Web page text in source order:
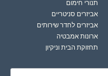
תנורי חימום
אביזרים סניטריים
אביזרים לחדר שירותים
ארונות אמבטיה
תחזוקת הבית וניקיון